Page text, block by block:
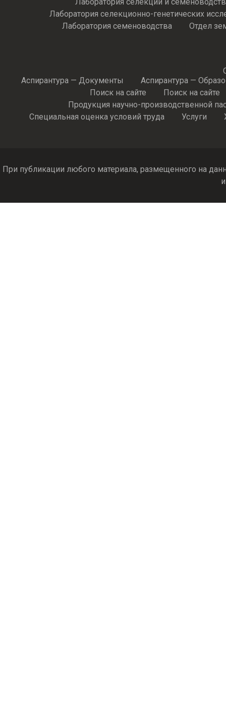
Лаборатория селекционно-генетических
Лаборатория семеноводства
Отдел
Аспирантура — Документы
Аспирантура —
Поиск на сайте
Поиск на сайте
Продукция научно-производственной
Специальная оценка условий труда
Услуги
При публикации любого материала, размещенного на